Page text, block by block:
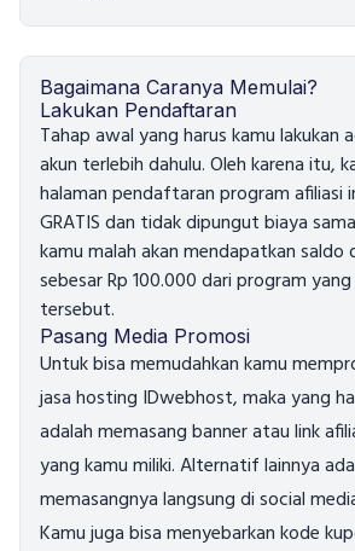
Bagaimana Caranya Memulai?
Lakukan Pendaftaran
Tahap awal yang harus kamu lakukan
akun terlebih dahulu. Oleh karena itu,
halaman pendaftaran program afiliasi
GRATIS dan tidak dipungut biaya
kamu malah akan mendapatkan saldo
sebesar Rp 100.000 dari program
tersebut.
Pasang Media Promosi
Untuk bisa memudahkan kamu
jasa hosting IDwebhost, maka yang
adalah memasang banner atau link
yang kamu miliki. Alternatif lainnya
memasangnya langsung di social
Kamu juga bisa menyebarkan kode